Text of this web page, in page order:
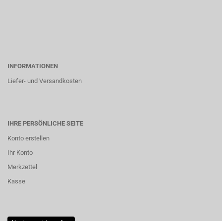
INFORMATIONEN
Liefer- und Versandkosten
IHRE PERSÖNLICHE SEITE
Konto erstellen
Ihr Konto
Merkzettel
Kasse